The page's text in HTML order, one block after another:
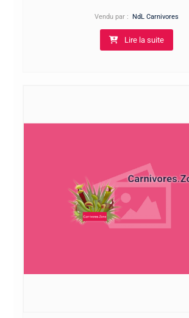
à
11,00€
Vendu par : NdL Carnivores
Lire la suite